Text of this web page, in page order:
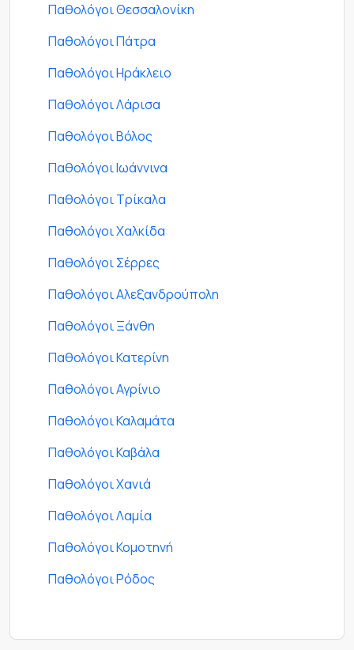
Παθολόγοι Θεσσαλονίκη
Παθολόγοι Πάτρα
Παθολόγοι Ηράκλειο
Παθολόγοι Λάρισα
Παθολόγοι Βόλος
Παθολόγοι Ιωάννινα
Παθολόγοι Τρίκαλα
Παθολόγοι Χαλκίδα
Παθολόγοι Σέρρες
Παθολόγοι Αλεξανδρούπολη
Παθολόγοι Ξάνθη
Παθολόγοι Κατερίνη
Παθολόγοι Αγρίνιο
Παθολόγοι Καλαμάτα
Παθολόγοι Καβάλα
Παθολόγοι Χανιά
Παθολόγοι Λαμία
Παθολόγοι Κομοτηνή
Παθολόγοι Ρόδος